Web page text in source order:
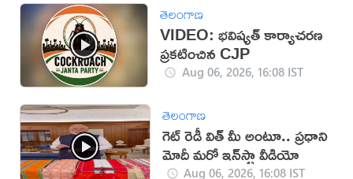
తెలంగాణ
VIDEO: భవిష్యత్ కార్యాచరణ
ప్రకటించిన CJP
Aug 06, 2026, 16:08 IST
తెలంగాణ
గెట్ రెడీ విత్ మీ అంటూ.. ప్రధాని
మోదీ మరో ఇన్‌స్టా వీడియో
Aug 06, 2026, 16:08 IST